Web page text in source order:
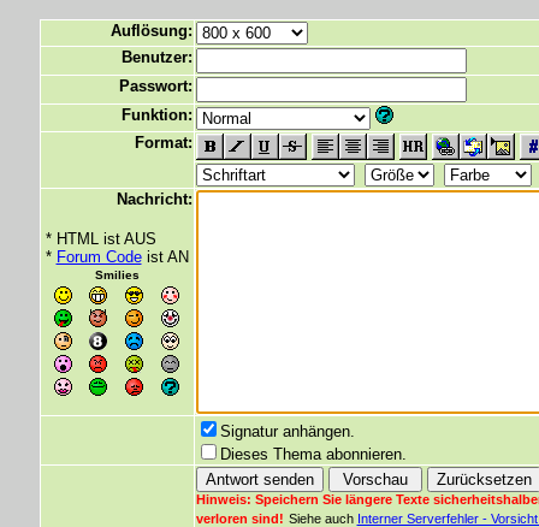
Auflösung:
Benutzer:
Passwort:
Funktion:
Format:
Nachricht:
* HTML ist AUS
* Forum Codeist AN
Smilies
Signatur anhängen.
Dieses Thema abonnieren.
Hinweis: Speichern Sie längere Texte
verloren sind! Siehe auch Interner Serverfehler -